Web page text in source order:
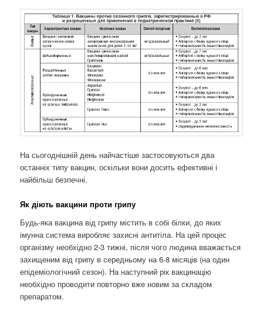
На сьогоднішній день найчастіше застосовуються два
останніх типу вакцин, оскільки вони досить ефективні і
найбільш безпечні.
Як діють вакцини проти грипу
Будь-яка вакцина від грипу містить в собі білки, до яких
імунна система виробляє захисні антитіла. На цей процес
організму необхідно 2-3 тижні, після чого людина вважається
захищеним від грипу в середньому на 6-8 місяців (на один
епідеміологічний сезон). На наступний рік вакцинацію
необхідно проводити повторно вже новим за складом
препаратом.